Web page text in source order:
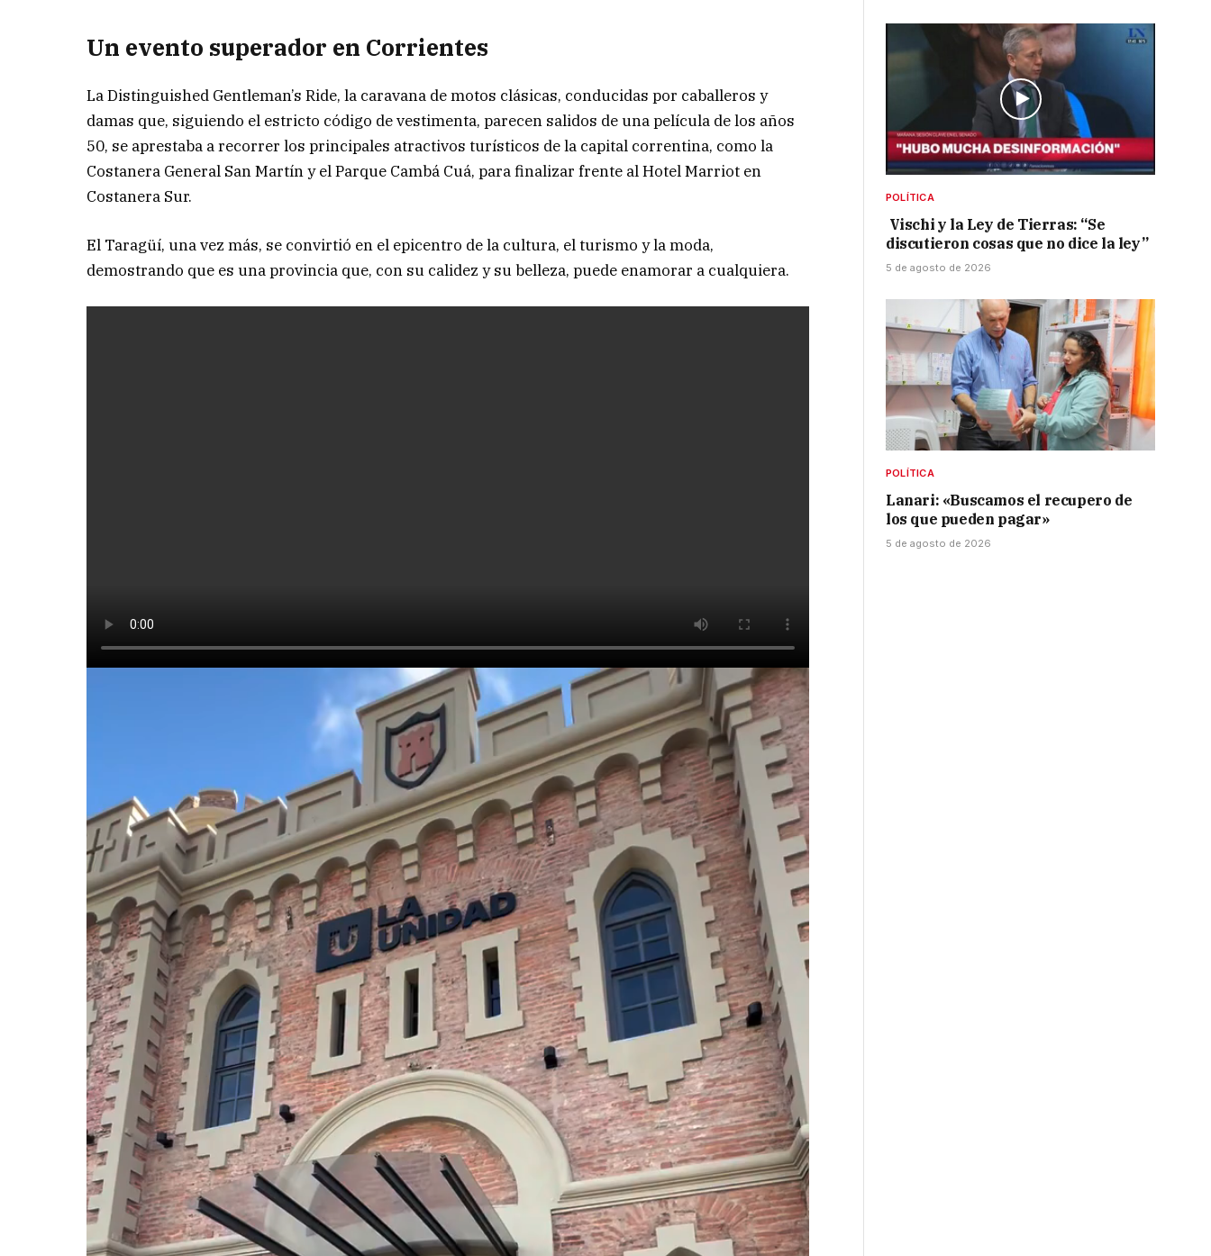
Un evento superador en Corrientes
La Distinguished Gentleman’s Ride, la caravana de motos clásicas, conducidas por caballeros y
damas que, siguiendo el estricto código de vestimenta, parecen salidos de una película de los años
50, se aprestaba a recorrer los principales atractivos turísticos de la capital correntina, como la
Costanera General San Martín y el Parque Cambá Cuá, para finalizar frente al Hotel Marriot en
Costanera Sur.
El Taragüí, una vez más, se convirtió en el epicentro de la cultura, el turismo y la moda,
demostrando que es una provincia que, con su calidez y su belleza, puede enamorar a cualquiera.
POLÍTICA
Vischi y la Ley de Tierras: “Se
discutieron cosas que no dice la ley”
5 de agosto de 2026
POLÍTICA
Lanari: «Buscamos el recupero de
los que pueden pagar»
5 de agosto de 2026